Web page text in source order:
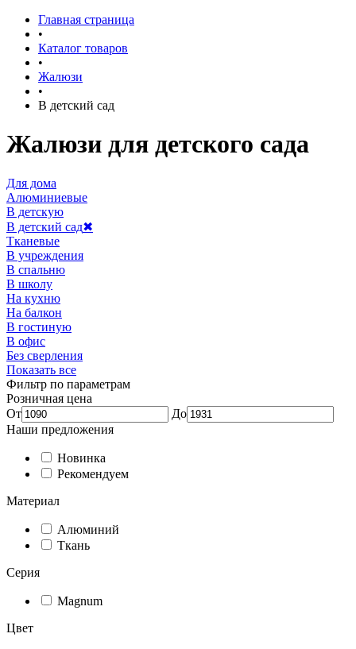
Главная страница
•
Каталог товаров
•
Жалюзи
•
В детский сад
Жалюзи для детского сада
Для дома
Алюминиевые
В детскую
В детский сад✖
Тканевые
В учреждения
В спальню
В школу
На кухню
На балкон
В гостиную
В офис
Без сверления
Показать все
Фильтр по параметрам
Розничная цена
От
До
Наши предложения
Новинка
Рекомендуем
Материал
Алюминий
Ткань
Серия
Magnum
Цвет